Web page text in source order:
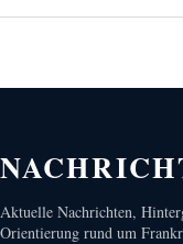
Aktuelle Nachrichten,
Orientierung rund um